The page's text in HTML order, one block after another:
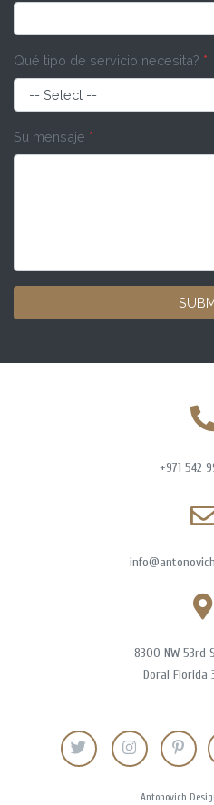
Qué tipo de servicio necesita? *
Su mensaje *
+971 542
8300 NW 53rd
Doral Florida
Antonovich